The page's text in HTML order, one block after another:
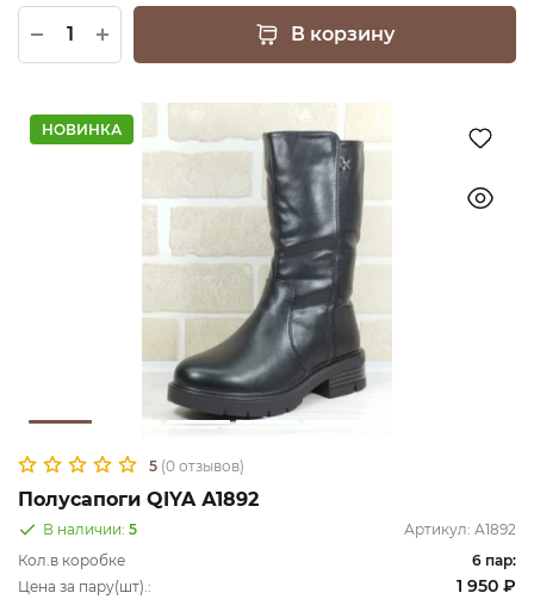
В корзину
НОВИНКА
5 (0 отзывов)
Полусапоги QIYA А1892
В наличии: 5 Артикул: А1892
Кол.в коробке
6 пар:
Цена за пару(шт).:
1 950 ₽